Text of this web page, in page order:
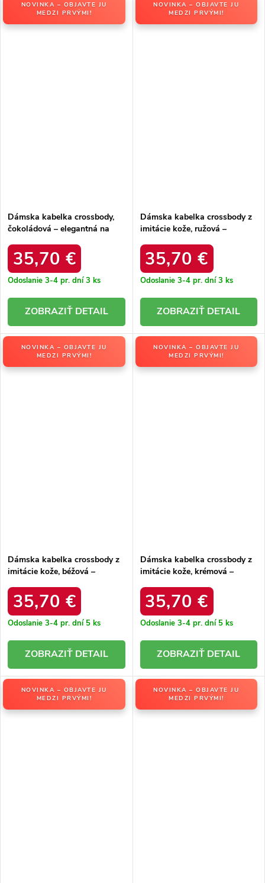
NOVINKA – OBJAVTE JU
MEDZI PRVÝMI!
Dámska kabelka crossbody,
čokoládová – elegantná na
CHOCOLAT
35,70 €
Odoslanie 3-4 pr. dní3 ks
DETAIL
NOVINKA – OBJAVTE JU
MEDZI PRVÝMI!
Dámska kabelka crossbody z
imitácie kože, ružová –
/ F9948 ROSE
35,70 €
Odoslanie 3-4 pr. dní3 ks
DETAIL
NOVINKA – OBJAVTE JU
MEDZI PRVÝMI!
Dámska kabelka crossbody z
imitácie kože, béžová –
/ F9948 BEIGE
35,70 €
Odoslanie 3-4 pr. dní 5 ks
DETAIL
NOVINKA – OBJAVTE JU
MEDZI PRVÝMI!
Dámska kabelka crossbody z
imitácie kože, krémová –
/ F9948 ECRU
35,70 €
Odoslanie 3-4 pr. dní 5 ks
DETAIL
NOVINKA – OBJAVTE JU
MEDZI PRVÝMI!
NOVINKA – OBJAVTE JU
MEDZI PRVÝMI!